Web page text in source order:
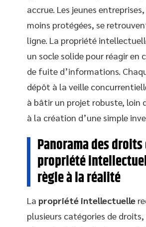
accrue. Les jeunes
moins protégées, se
ligne. La propriété
un socle solide pour réagir en
de fuite d’informations.
dépôt à la veille
à bâtir un projet robuste, loin
à la création d’une simple
Panorama des droits
propriété
règle à la réalité
La propriété intellectuelle
plusieurs catégories de